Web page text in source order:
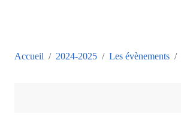
Accueil 2024-2025 Les évènements